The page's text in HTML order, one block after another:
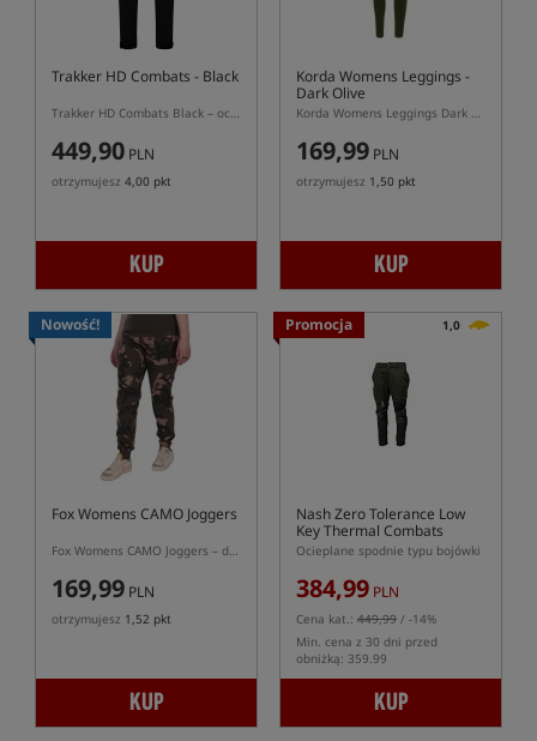
Trakker HD Combats - Black
Trakker HD Combats Black – ocieplane spodnie karpiowe z mikropolarem
449,90 PLN
otrzymujesz 4,00 pkt
KUP
Korda Womens Leggings -
Dark Olive
Korda Womens Leggings Dark Olive – damskie legginsy karpiowe w kolorze ciemnej oliwki
169,99 PLN
otrzymujesz 1,50 pkt
KUP
Nowość!
Fox Womens CAMO Joggers
Fox Womens CAMO Joggers – damskie spodnie dresowe Fox CAMO
169,99 PLN
otrzymujesz 1,52 pkt
KUP
Promocja 1,0
Nash Zero Tolerance Low
Key Thermal Combats
Ocieplane spodnie typu bojówki
384,99 PLN
Cena kat.: 449,99 / -14%
Min. cena z 30 dni przed
obniżką: 359.99
KUP